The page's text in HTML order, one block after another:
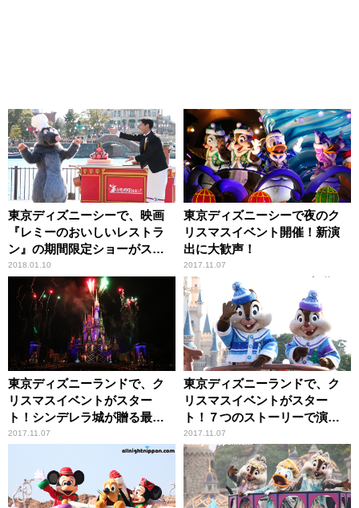
東京ディズニーシーで、映画
『レミーのおいしいレストラ
ン』の期間限定ショーがスタ
ート！
2018.01.10
東京ディズニーシーで夜のク
リスマスイベント開催！新演
出に大歓声！
2017.11.07
東京ディズニーランドで、ク
リスマスイベントがスター
ト！シンデレラ城が贈る最高
のクリスマスプレゼント！
2017.11.07
東京ディズニーランドで、ク
リスマスイベントがスター
ト！７つのストーリーで演
出！
2017.11.07